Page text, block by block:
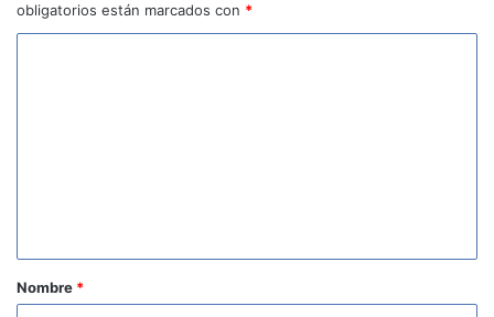
obligatorios están marcados con *
r
Nombre *